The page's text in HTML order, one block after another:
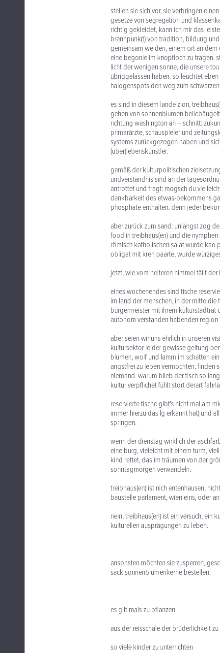
stellen sie sich vor, sie verbringen
gesetze von segregation und
richtig gekleidet, kann ich mir das
brennpunk(t) von tradition, bildung
gemeinsam weiden, einem ort an
eine begonie im knopfloch zu tragen.
licht der wenigen sonne, die unsere
übriggelassen haben. so leuchtet
halogenspots den weg zum
es sind in diesem lande zion,
gehen von sonnenblumen
richtung washington äh – schnitt:
primarärzte, schauspieler und
systems zurückgezogen haben und
(über)lebenskünstler.
gemäß der kulturpolitischen
undverständnis sind an der
antrottet und fragt: mogsch du
dankbarkeit des etwas-bekommens
phosphate enthalten. denn jeder
aber zurück zum sand: unlängst zog
food in treibhaus(en) und die
römisch katholischen salat wurde kao
obligat mit kren paarte, wurde
jetzt, wie vom heiteren himmel fällt
eines wochenendes sind tische
im land der menschen, in der mitte
bürgermeister mit ihrem
autonom verstanden habenden region
aber seien wir uns ehrlich in unseren
kultursektor leider gewisse geltung
blumen, wolf und lamm im schatten
angstfrei zu leben vermochten, finden
niemand. warum blieb der tisch so
kultur verpflichet fühlt stört derart
reservierte tische gibt's nicht mal am
immer hierzu das lg erkannt hat) und
springen.
wenn der dienstag wirklich der
eine burg, vieleicht mit einem turm,
kind rettet, das im träumen von der
sonntagmorgen verwandeln.
treibhaus(en) ist nich entenhausen,
baustelle parlament, wien eins, oder
nein, treibhaus(en) ist ein versuch, ein
kulturellen ausprägungen zu leben.
ansonsten möchten sie zusperren,
sack sonnenblumenkerne bestellen.
es gilt mais zu pflanzen
aus der reisschale der brüderlichkeit
so viele kinder zu unterrichten